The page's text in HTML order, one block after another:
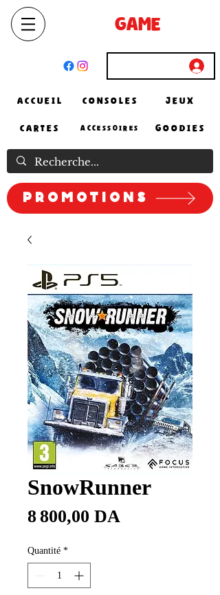
GAME
ACCUEIL CONSOLES JEUX
CARTES ACCESSOIRES GOODIES
Promotions
SnowRunner
8 800,00 DA
Quantité *